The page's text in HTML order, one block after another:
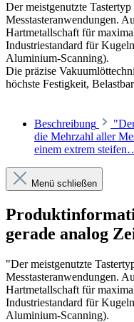
Der meistgenutzte
Messtasteranwendungen.
Hartmetallschaft für
Industriestandard für
Aluminium-Scanning).
Die präzise
höchste Festigkeit,
Beschreibung
die Mehrzahl aller
einem extrem
Menü schließen
gerade analog
"Der meistgenutzte
Messtasteranwendungen.
Hartmetallschaft für
Industriestandard für
Aluminium-Scanning).